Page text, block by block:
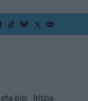
bizi Iritzia